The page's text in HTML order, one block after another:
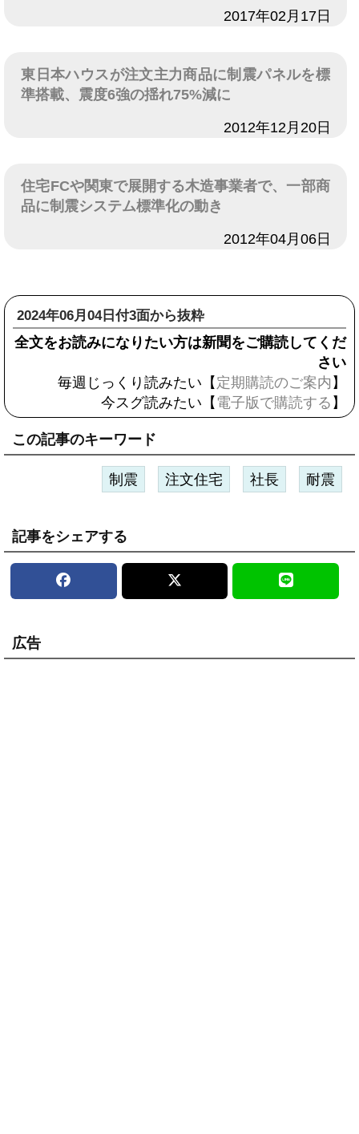
2017年02月17日
東日本ハウスが注文主力商品に制震パネルを標
準搭載、震度6強の揺れ75%減に
2012年12月20日
住宅FCや関東で展開する木造事業者で、一部商
品に制震システム標準化の動き
2012年04月06日
2024年06月04日付3面から抜粋
全文をお読みになりたい方は新聞をご購読してくだ
さい
毎週じっくり読みたい【 定期購読のご案内 】
今スグ読みたい【 電子版で購読する 】
この記事のキーワード
制震 注文住宅 社長 耐震
記事をシェアする
広告